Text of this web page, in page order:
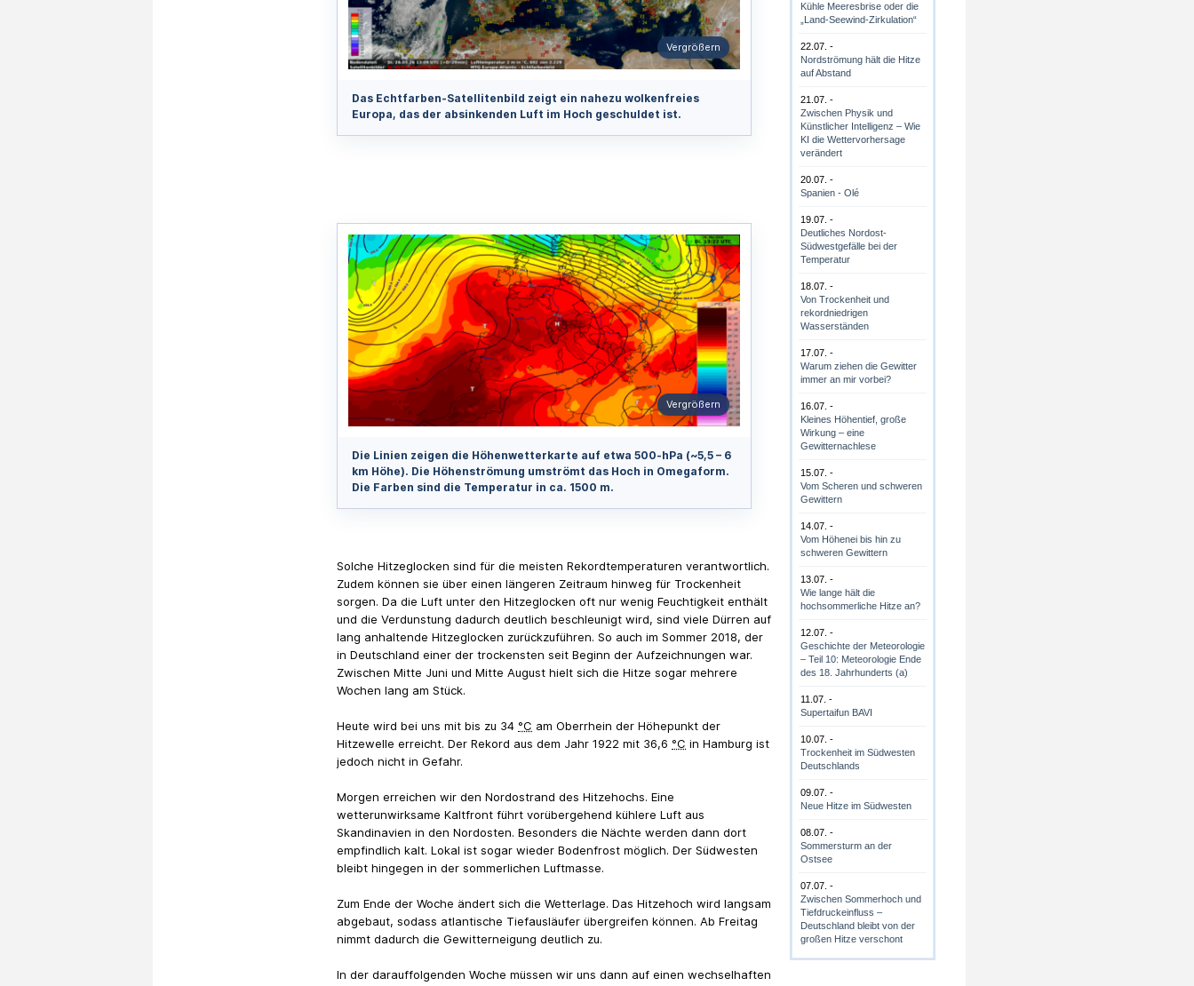
Vergrößern
Das Echtfarben-Satellitenbild zeigt ein nahezu wolkenfreies
Europa, das der absinkenden Luft im Hoch geschuldet ist.
Vergrößern
Die Linien zeigen die Höhenwetterkarte auf etwa 500-hPa (~5,5 – 6
km Höhe). Die Höhenströmung umströmt das Hoch in Omegaform.
Die Farben sind die Temperatur in ca. 1500 m.
Solche Hitzeglocken sind für die meisten Rekordtemperaturen verantwortlich.
Zudem können sie über einen längeren Zeitraum hinweg für Trockenheit
sorgen. Da die Luft unter den Hitzeglocken oft nur wenig Feuchtigkeit enthält
und die Verdunstung dadurch deutlich beschleunigt wird, sind viele Dürren auf
lang anhaltende Hitzeglocken zurückzuführen. So auch im Sommer 2018, der
in Deutschland einer der trockensten seit Beginn der Aufzeichnungen war.
Zwischen Mitte Juni und Mitte August hielt sich die Hitze sogar mehrere
Wochen lang am Stück.
Heute wird bei uns mit bis zu 34 °C am Oberrhein der Höhepunkt der
Hitzewelle erreicht. Der Rekord aus dem Jahr 1922 mit 36,6 °C in Hamburg ist
jedoch nicht in Gefahr.
Morgen erreichen wir den Nordostrand des Hitzehochs. Eine
wetterunwirksame Kaltfront führt vorübergehend kühlere Luft aus
Skandinavien in den Nordosten. Besonders die Nächte werden dann dort
empfindlich kalt. Lokal ist sogar wieder Bodenfrost möglich. Der Südwesten
bleibt hingegen in der sommerlichen Luftmasse.
Zum Ende der Woche ändert sich die Wetterlage. Das Hitzehoch wird langsam
abgebaut, sodass atlantische Tiefausläufer übergreifen können. Ab Freitag
nimmt dadurch die Gewitterneigung deutlich zu.
In der darauffolgenden Woche müssen wir uns dann auf einen wechselhaften
Kühle Meeresbrise oder die
„Land-Seewind-Zirkulation“
22.07. -
Nordströmung hält die Hitze
auf Abstand
21.07. -
Zwischen Physik und
Künstlicher Intelligenz – Wie
KI die Wettervorhersage
verändert
20.07. -
Spanien - Olé
19.07. -
Deutliches Nordost-
Südwestgefälle bei der
Temperatur
18.07. -
Von Trockenheit und
rekordniedrigen
Wasserständen
17.07. -
Warum ziehen die Gewitter
immer an mir vorbei?
16.07. -
Kleines Höhentief, große
Wirkung – eine
Gewitternachlese
15.07. -
Vom Scheren und schweren
Gewittern
14.07. -
Vom Höhenei bis hin zu
schweren Gewittern
13.07. -
Wie lange hält die
hochsommerliche Hitze an?
12.07. -
Geschichte der Meteorologie
– Teil 10: Meteorologie Ende
des 18. Jahrhunderts (a)
11.07. -
Supertaifun BAVI
10.07. -
Trockenheit im Südwesten
Deutschlands
09.07. -
Neue Hitze im Südwesten
08.07. -
Sommersturm an der
Ostsee
07.07. -
Zwischen Sommerhoch und
Tiefdruckeinfluss –
Deutschland bleibt von der
großen Hitze verschont